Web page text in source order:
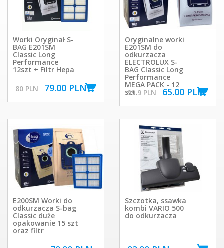
Worki Oryginał S-
BAG E201SM
Classic Long
Performance
12szt + Filtr Hepa
80 PLN 79.00 PLN
Oryginalne worki
E201SM do
odkurzacza
ELECTROLUX S-
BAG Classic Long
Performance
MEGA PACK - 12
szt.
99.9 PLN 65.00 PLN
E200SM Worki do
odkurzacza S-bag
Classic duże
opakowanie 15 szt
oraz filtr
Szczotka, ssawka
kombi VARIO 500
do odkurzacza